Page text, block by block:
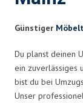
Günstiger
Du planst deinen
ein zuverlässiges
bist du bei
Unser